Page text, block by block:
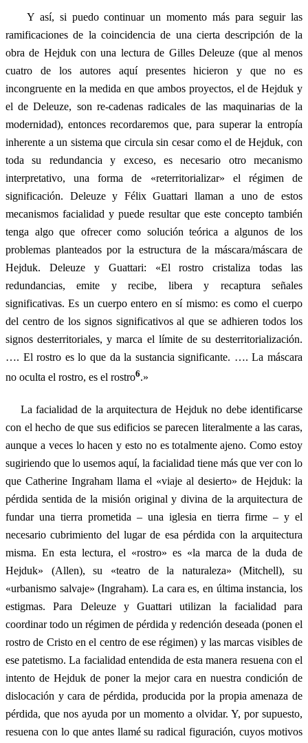
Y así, si puedo continuar un momento más para seguir las
ramificaciones de la coincidencia de una cierta descripción de la
obra de Hejduk con una lectura de Gilles Deleuze (que al menos
cuatro de los autores aquí presentes hicieron y que no es
incongruente en la medida en que ambos proyectos, el de Hejduk y
el de Deleuze, son re-cadenas radicales de las maquinarias de la
modernidad), entonces recordaremos que, para superar la entropía
inherente a un sistema que circula sin cesar como el de Hejduk, con
toda su redundancia y exceso, es necesario otro mecanismo
interpretativo, una forma de «reterritorializar» el régimen de
significación. Deleuze y Félix Guattari llaman a uno de estos
mecanismos facialidad y puede resultar que este concepto también
tenga algo que ofrecer como solución teórica a algunos de los
problemas planteados por la estructura de la máscara/máscara de
Hejduk. Deleuze y Guattari: «El rostro cristaliza todas las
redundancias, emite y recibe, libera y recaptura señales
significativas. Es un cuerpo entero en sí mismo: es como el cuerpo
del centro de los signos significativos al que se adhieren todos los
signos desterritoriales, y marca el límite de su desterritorialización.
…. El rostro es lo que da la sustancia significante. …. La máscara
no oculta el rostro, es el rostro6.»
La facialidad de la arquitectura de Hejduk no debe identificarse
con el hecho de que sus edificios se parecen literalmente a las caras,
aunque a veces lo hacen y esto no es totalmente ajeno. Como estoy
sugiriendo que lo usemos aquí, la facialidad tiene más que ver con lo
que Catherine Ingraham llama el «viaje al desierto» de Hejduk: la
pérdida sentida de la misión original y divina de la arquitectura de
fundar una tierra prometida – una iglesia en tierra firme – y el
necesario cubrimiento del lugar de esa pérdida con la arquitectura
misma. En esta lectura, el «rostro» es «la marca de la duda de
Hejduk» (Allen), su «teatro de la naturaleza» (Mitchell), su
«urbanismo salvaje» (Ingraham). La cara es, en última instancia, los
estigmas. Para Deleuze y Guattari utilizan la facialidad para
coordinar todo un régimen de pérdida y redención deseada (ponen el
rostro de Cristo en el centro de ese régimen) y las marcas visibles de
ese patetismo. La facialidad entendida de esta manera resuena con el
intento de Hejduk de poner la mejor cara en nuestra condición de
dislocación y cara de pérdida, producida por la propia amenaza de
pérdida, que nos ayuda por un momento a olvidar. Y, por supuesto,
resuena con lo que antes llamé su radical figuración, cuyos motivos